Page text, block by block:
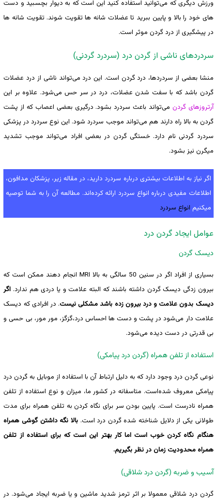
ورزش دیگری که می‌توانید استفاده کنید این است که به دیوار بچسبید و دست
های خود را بالا و پایین ببرید تا عضلات شانه ها تقویت شوند. تقویت شانه ها
در پیشگیری از درد گردن موثر است.
سردردهای ناشی از گردن درد (سردرد گردنی)
منشا بعضی از سردردها، درد گردن است. این درد می‌تواند ناشی از درد عضلات
گردن باشد که با سفت شدن عضلات، درد در سر حس می‌شود. علاوه بر این
آرتروزهای گردن می‌تواند باعث سردرد بشود. درگیری بعضی اعصاب که از پشت
گردن به بالا راه دارند هم می‌تواند موجب سردرد شود. این نوع سردرد در پزشکی
سردرد گردنی نام دارد. خستگی گردن در بعضی افراد می‌تواند موجب تشدید
میگرن نیز بشود.
اگر نیاز به اطلاعات بیشتری درباره سردرد دارید، در مقاله زیر، پزشکان مدافون،
اطلاعات مفیدی درباره انواع سردرد ارائه کرده‌اند. مطالعه آن را به شما توصیه
میکنیم انواع سردرد
عوامل ایجاد گردن درد
دیسک گردن
بسیاری از افراد اگر در سنین 50 سالگی به بالا MRI انجام دهند ممکن است که
بیرون زدگی دیسک گردن داشته باشند که البته علامت و یا دردی هم ندارد. اگر
دیسک بدون علامت و درد بیرون زده باشد مشکلی نیست. در افرادی که دیسک
علامت دار می‌شود در پشت و دست ها احساس درد،گزگز، مور مور، بی حسی و
بی قدرتی در دست دیده می‌شود.
استفاده از تلفن همراه (گردن درد پیامکی)
نوعی گردن درد وجود دارد که به دلیل ارتباط آن با استفاده از موبایل به گردن درد
پیامکی معروف ‌شده‌است. متاسفانه در کشور ما، میزان و نوع استفاده از تلفن
همراه نادرست است. پایین بودن سر برای نگاه کردن به تلفن همراه برای مدت
طولانی یکی از دلایل شناخته شده گردن درد است.بالا نگه داشتن گوشی همراه
هنگام نگاه کردن خوب است اما کار بهتر این است که برای استفاده از تلفن
همراه محدودیت زمان در نظر بگیریم.
آسیب و ضربه (گردن درد شلاقی)
گردن درد شلاقی معمولا بر اثر ترمز شدید ماشین و یا ضربه ایجاد می‌شود. در